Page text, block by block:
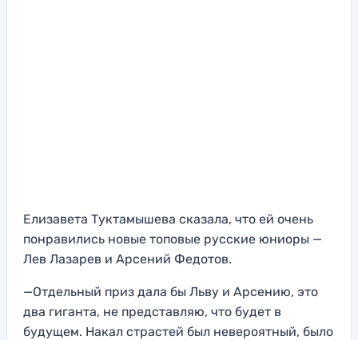
Елизавета Туктамышева сказала, что ей очень
понравились новые топовые русские юниоры —
Лев Лазарев и Арсений Федотов.
—Отдельный приз дала бы Льву и Арсению, это
два гиганта, не представляю, что будет в
будущем. Накал страстей был невероятный, было